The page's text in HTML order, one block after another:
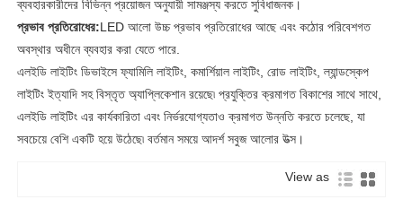
ব্যবহারকারীদের বিভিন্ন প্রয়োজন অনুযায়ী সামঞ্জস্য করতে সুবিধাজনক।
প্রভাব প্রতিরোধের:LED আলো উচ্চ প্রভাব প্রতিরোধের আছে এবং কঠোর পরিবেশগত
অবস্থার অধীনে ব্যবহার করা যেতে পারে.
এলইডি লাইটিং ডিভাইসে ফ্যামিলি লাইটিং, কমার্শিয়াল লাইটিং, রোড লাইটিং, ল্যান্ডস্কেপ
লাইটিং ইত্যাদি সহ বিস্তৃত অ্যাপ্লিকেশান রয়েছে৷ প্রযুক্তির ক্রমাগত বিকাশের সাথে সাথে,
এলইডি লাইটিং এর কার্যকারিতা এবং নির্ভরযোগ্যতাও ক্রমাগত উন্নতি করতে চলেছে, যা
সবচেয়ে বেশি একটি হয়ে উঠেছে৷ বর্তমান সময়ে আদর্শ সবুজ আলোর উত্স।
View as